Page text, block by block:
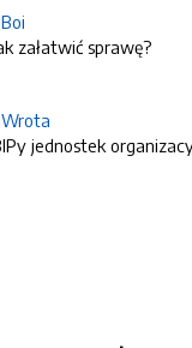
załatwić sprawę?
jednostek